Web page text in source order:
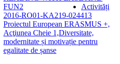
FUN2
2016-RO01-KA219-024413
Proiectul European ERASMUS +,
Acţiunea Cheie 1,Diversitate,
modernitate și motivație pentru
egalitate de șanse
Activități